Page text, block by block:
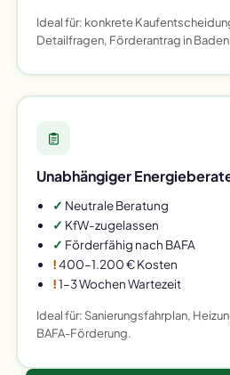
Ideal für: konkrete
Detailfragen, Förderantrag in
Unabhängiger
✓ Neutrale Beratung
✓ KfW-zugelassen
✓ Förderfähig nach BAFA
!400–1.200 € Kosten
!1–3 Wochen Wartezeit
Ideal für: Sanierungsfahrplan,
BAFA-Förderung.